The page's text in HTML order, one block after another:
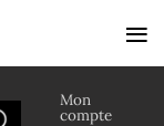
Mon
compte
≡